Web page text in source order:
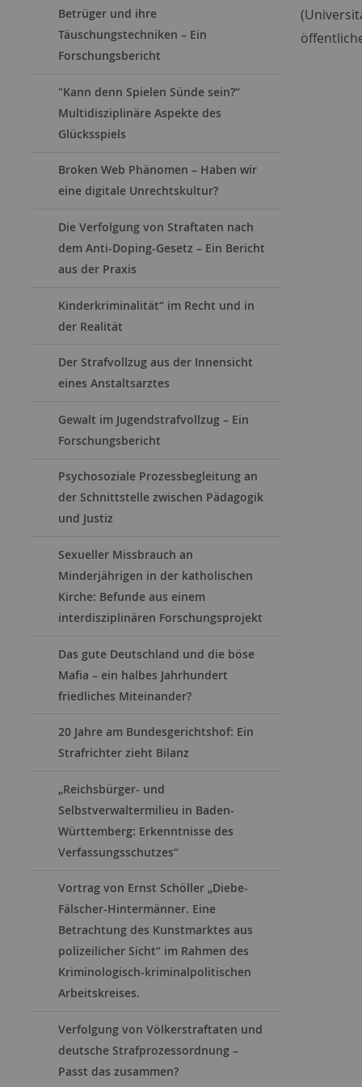
Betrüger und ihre
Täuschungstechniken – Ein
Forschungsbericht
"Kann denn Spielen Sünde sein?“
Multidisziplinäre Aspekte des
Glücksspiels
Broken Web Phänomen – Haben wir
eine digitale Unrechtskultur?
Die Verfolgung von Straftaten nach
dem Anti-Doping-Gesetz – Ein Bericht
aus der Praxis
Kinderkriminalität“ im Recht und in
der Realität
Der Strafvollzug aus der Innensicht
eines Anstaltsarztes
Gewalt im Jugendstrafvollzug – Ein
Forschungsbericht
Psychosoziale Prozessbegleitung an
der Schnittstelle zwischen Pädagogik
und Justiz
Sexueller Missbrauch an
Minderjährigen in der katholischen
Kirche: Befunde aus einem
interdisziplinären Forschungsprojekt
Das gute Deutschland und die böse
Mafia – ein halbes Jahrhundert
friedliches Miteinander?
20 Jahre am Bundesgerichtshof: Ein
Strafrichter zieht Bilanz
„Reichsbürger- und
Selbstverwaltermilieu in Baden-
Württemberg: Erkenntnisse des
Verfassungsschutzes“
Vortrag von Ernst Schöller „Diebe-
Fälscher-Hintermänner. Eine
Betrachtung des Kunstmarktes aus
polizeilicher Sicht“ im Rahmen des
Kriminologisch-kriminalpolitischen
Arbeitskreises.
Verfolgung von Völkerstraftaten und
deutsche Strafprozessordnung –
Passt das zusammen?